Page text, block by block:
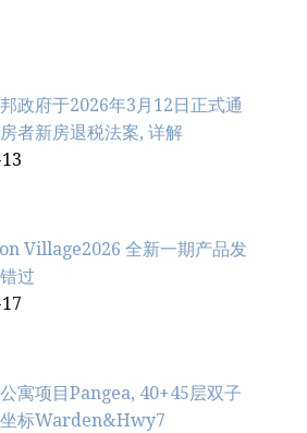
政府于2026年3月12日正式通
者新房退税法案, 详解
Village2026 全新一期产品发
过
寓项目Pangea, 40+45层双子
标Warden&Hwy7